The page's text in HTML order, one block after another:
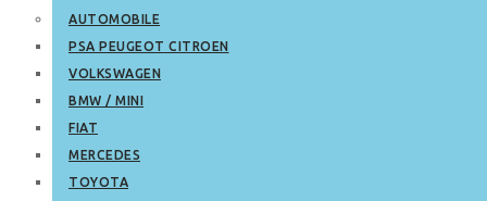
AUTOMOBILE
PSA PEUGEOT CITROEN
VOLKSWAGEN
BMW / MINI
FIAT
MERCEDES
TOYOTA